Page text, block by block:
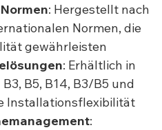
: Hergestellt nach
Normen, die
gewährleisten
: Erhältlich in
B5, B14, B3/B5 und
Installationsflexibilität
: